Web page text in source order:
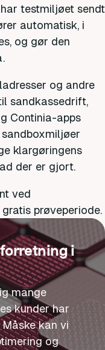
testmiljøet sendt
automatisk, i
og gør den
og andre
sandkassedrift,
Continia-apps
klargøringens
der er gjort.
ved
prøveperiode.
i
mange
kunder har
kan vi
og